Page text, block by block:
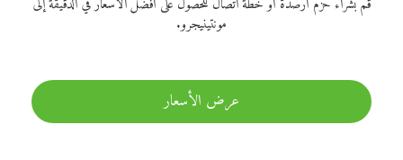
قم بشراء حزم أرصدة أو خطة اتصال للحصول على أفضل الأسعار في الدقيقة إلى
مونتينيجرو.
عرض الأسعار